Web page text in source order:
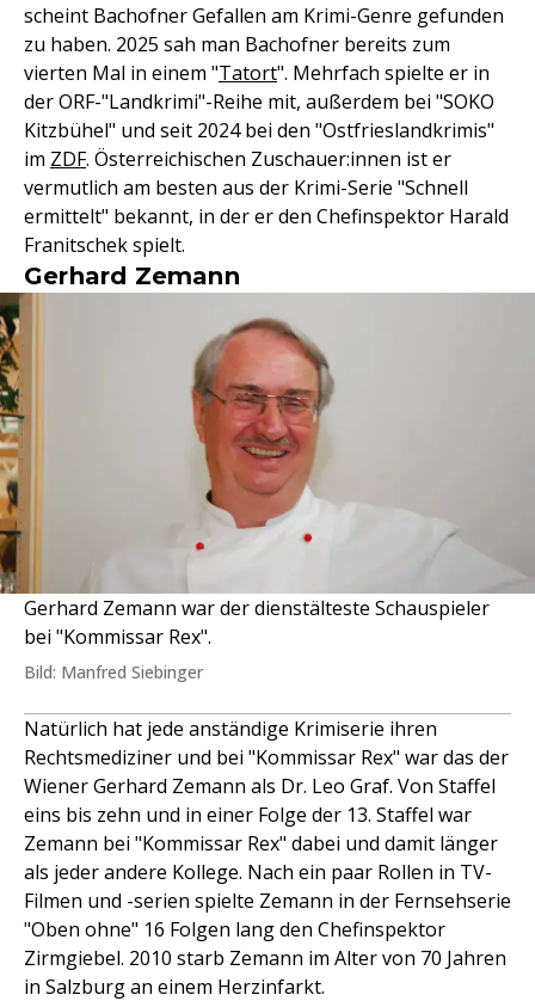
scheint Bachofner Gefallen am Krimi-Genre gefunden
zu haben. 2025 sah man Bachofner bereits zum
vierten Mal in einem "Tatort". Mehrfach spielte er in
der ORF-"Landkrimi"-Reihe mit, außerdem bei "SOKO
Kitzbühel" und seit 2024 bei den "Ostfrieslandkrimis"
im ZDF. Österreichischen Zuschauer:innen ist er
vermutlich am besten aus der Krimi-Serie "Schnell
ermittelt" bekannt, in der er den Chefinspektor Harald
Franitschek spielt.
Gerhard Zemann
Gerhard Zemann war der dienstälteste Schauspieler
bei "Kommissar Rex".
Bild: Manfred Siebinger
Natürlich hat jede anständige Krimiserie ihren
Rechtsmediziner und bei "Kommissar Rex" war das der
Wiener Gerhard Zemann als Dr. Leo Graf. Von Staffel
eins bis zehn und in einer Folge der 13. Staffel war
Zemann bei "Kommissar Rex" dabei und damit länger
als jeder andere Kollege. Nach ein paar Rollen in TV-
Filmen und -serien spielte Zemann in der Fernsehserie
"Oben ohne" 16 Folgen lang den Chefinspektor
Zirmgiebel. 2010 starb Zemann im Alter von 70 Jahren
in Salzburg an einem Herzinfarkt.